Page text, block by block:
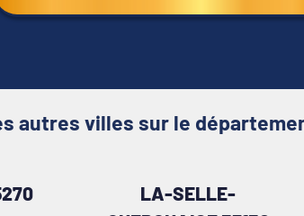
autres villes sur le
LA-SELLE-